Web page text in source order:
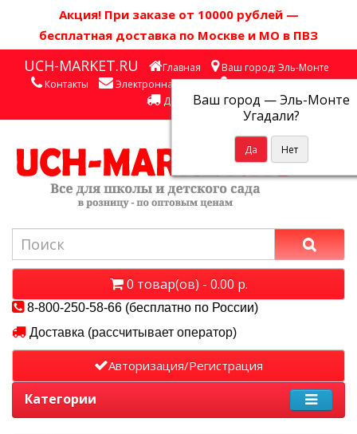
Акция! При заказе от 10000 рублей —
бесплатная доставка по Москве и МО в ПВЗ
UCH-MARKET.RU Главная Ваш город: Эль-Монте
Ваш город —Эль-Монте
Угадали?
Контакты Электронная почта
Личный кабинет
Доставка
0 товар(ов) - 0.00 р.
8-800-250-58-66 (бесплатно по России)
Доставка (рассчитывает оператор)
Авторизация/Регистрация
Категории